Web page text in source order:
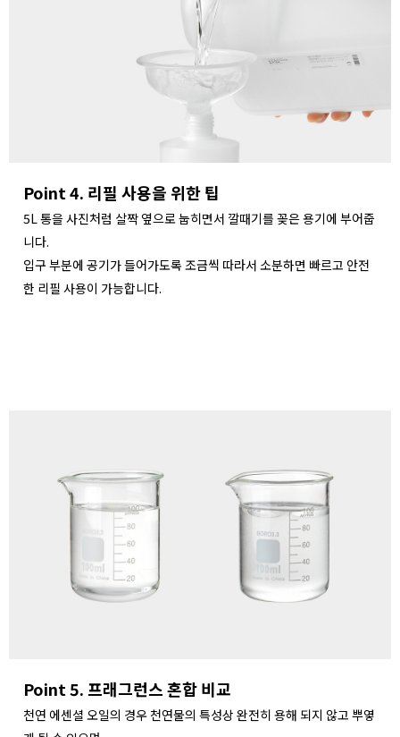
Point 4. 리필 사용을 위한 팁
5L 통을 사진처럼 살짝 옆으로 눕히면서 깔때기를 꽂은 용기에 부어줍
니다.
입구 부분에 공기가 들어가도록 조금씩 따라서 소분하면 빠르고 안전
한 리필 사용이 가능합니다.
Point 5. 프래그런스 혼합 비교
천연 에센셜 오일의 경우 천연물의 특성상 완전히 용해 되지 않고 뿌옇